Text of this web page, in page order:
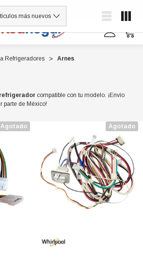
Refrigeradores Arnes
compatible con tu modelo. ¡Envío
parte de México!
Agotado Agotado